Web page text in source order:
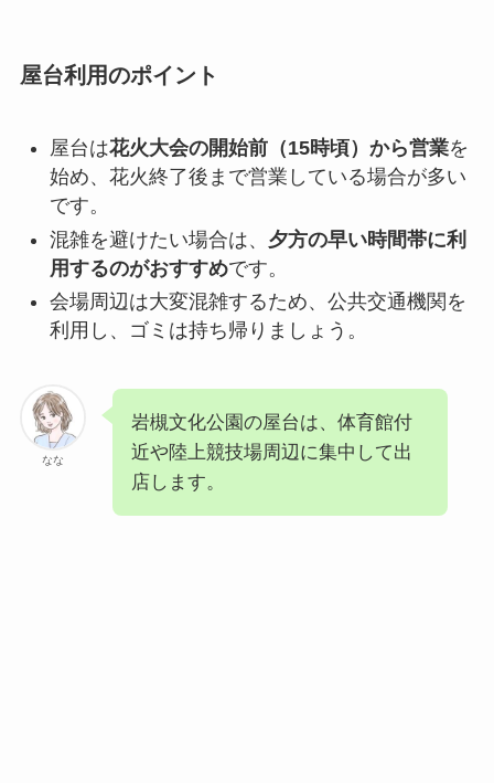
屋台利用のポイント
屋台は花火大会の開始前（15時頃）から営業を
始め、花火終了後まで営業している場合が多い
です。
混雑を避けたい場合は、 夕方の早い時間帯に利
用するのがおすすめです。
会場周辺は大変混雑するため、公共交通機関を
利用し、ゴミは持ち帰りましょう。
なな
岩槻文化公園の屋台は、体育館付
近や陸上競技場周辺に集中して出
店します。